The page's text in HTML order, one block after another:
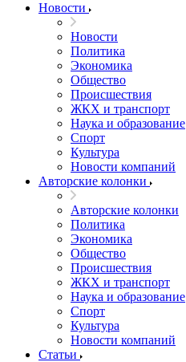
Новости
Новости
Политика
Экономика
Общество
Происшествия
ЖКХ и транспорт
Наука и образование
Спорт
Культура
Новости компаний
Авторские колонки
Авторские колонки
Политика
Экономика
Общество
Происшествия
ЖКХ и транспорт
Наука и образование
Спорт
Культура
Новости компаний
Статьи